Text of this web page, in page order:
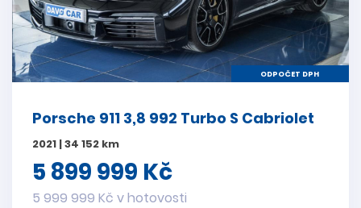
ODPOČET DPH
Porsche 911 3,8 992 Turbo S Cabriolet
2021 | 34 152 km
5 899 999 Kč
5 999 999 Kč v hotovosti